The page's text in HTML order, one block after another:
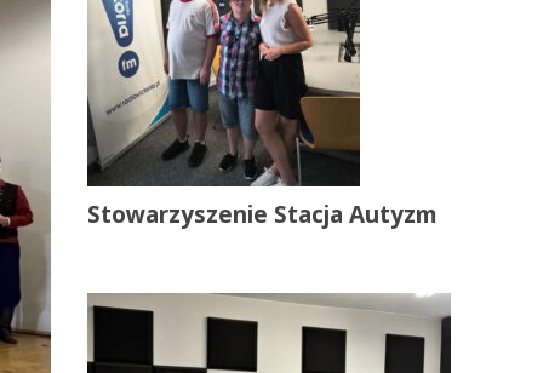
Stowarzyszenie Stacja Autyzm